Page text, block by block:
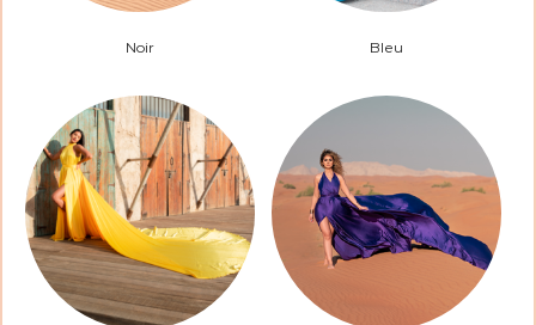
Noir Bleu